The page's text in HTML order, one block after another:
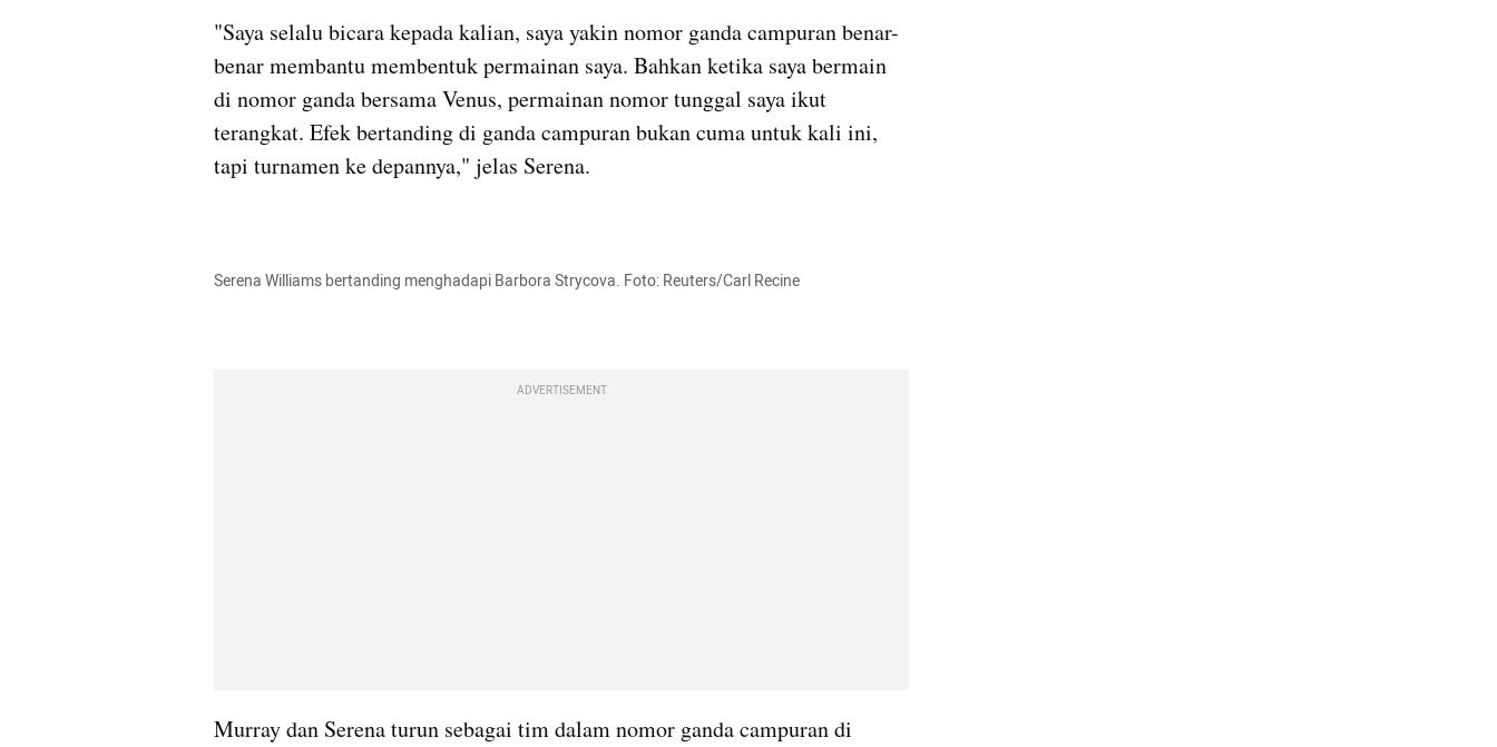
"Saya selalu bicara kepada kalian, saya yakin nomor ganda campuran benar-
benar membantu membentuk permainan saya. Bahkan ketika saya bermain
di nomor ganda bersama Venus, permainan nomor tunggal saya ikut
terangkat. Efek bertanding di ganda campuran bukan cuma untuk kali ini,
tapi turnamen ke depannya," jelas Serena.
Serena Williams bertanding menghadapi Barbora Strycova. Foto: Reuters/Carl Recine
ADVERTISEMENT
Murray dan Serena turun sebagai tim dalam nomor ganda campuran di